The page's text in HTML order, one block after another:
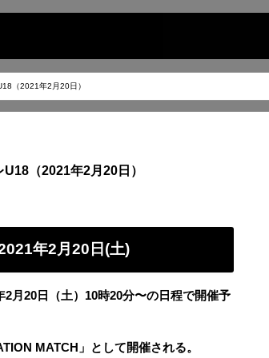
（2021年2月20日）
（2021年2月20日）
年2月20日(土)
月20日（土）10時20分〜の日程で開催予
MATCH」として開催される。